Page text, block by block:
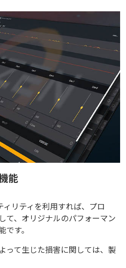
能
リティを利用すれば、プロ
て、オリジナルのパフォーマン
す。
って生じた損害に関しては、製